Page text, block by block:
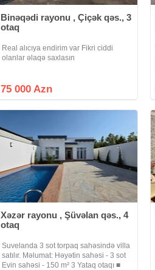
Binəqədi rayonu , Çiçək qəs., 3
otaq
Real alıcıya endirim var Fikri ciddi
olanlar əlaqə saxlasın
75 000 Azn
Xəzər rayonu , Şüvəlan qəs., 4
otaq
Suvelanda 3 sot torpaq sahəsində villa
satılır. Məlumat: Həyətin sahəsi - 3 sot
Evin sahəsi - 150 m² 3 Yataq otaqı ■